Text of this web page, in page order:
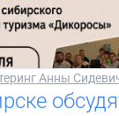
Анны